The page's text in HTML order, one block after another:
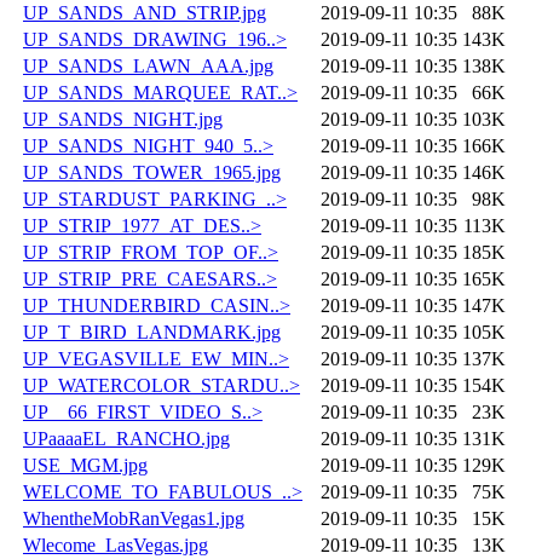
UP_SANDS_AND_STRIP.jpg
2019-09-11 10:35
88K
UP_SANDS_DRAWING_196..>
2019-09-11 10:35 143K
UP_SANDS_LAWN_AAA.jpg
2019-09-11 10:35 138K
UP_SANDS_MARQUEE_RAT..>
2019-09-11 10:35
66K
UP_SANDS_NIGHT.jpg
2019-09-11 10:35 103K
UP_SANDS_NIGHT_940_5..>
2019-09-11 10:35 166K
UP_SANDS_TOWER_1965.jpg
2019-09-11 10:35 146K
UP_STARDUST_PARKING_..>
2019-09-11 10:35
98K
UP_STRIP_1977_AT_DES..>
2019-09-11 10:35 113K
UP_STRIP_FROM_TOP_OF..>
2019-09-11 10:35 185K
UP_STRIP_PRE_CAESARS..>
2019-09-11 10:35 165K
UP_THUNDERBIRD_CASIN..>
2019-09-11 10:35 147K
UP_T_BIRD_LANDMARK.jpg
2019-09-11 10:35 105K
UP_VEGASVILLE_EW_MIN..>
2019-09-11 10:35 137K
UP_WATERCOLOR_STARDU..>
2019-09-11 10:35 154K
UP__66_FIRST_VIDEO_S..>
2019-09-11 10:35
23K
UPaaaaEL_RANCHO.jpg
2019-09-11 10:35 131K
USE_MGM.jpg
2019-09-11 10:35 129K
WELCOME_TO_FABULOUS_..>
2019-09-11 10:35
75K
WhentheMobRanVegas1.jpg
2019-09-11 10:35
15K
Wlecome_LasVegas.jpg
2019-09-11 10:35
13K